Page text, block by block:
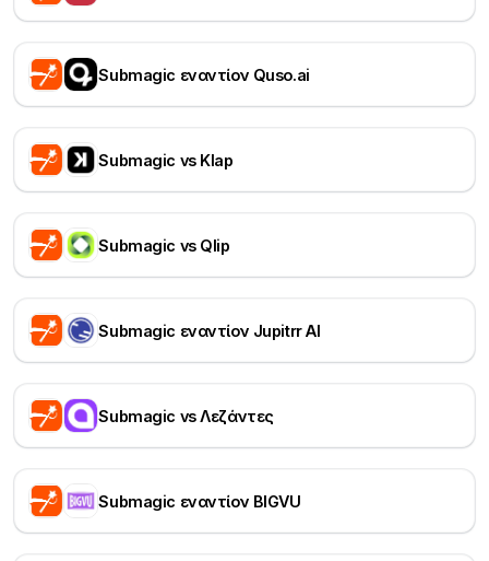
Submagic εναντίον Quso.ai
Submagic vs Klap
Submagic vs Qlip
Submagic εναντίον Jupitrr AI
Submagic vs Λεζάντες
Submagic εναντίον BIGVU